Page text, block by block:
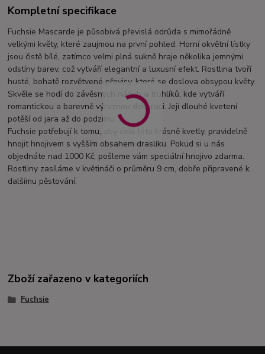
Kompletní specifikace
Fuchsie Mascarde je působivá převislá odrůda s mimořádně
velkými květy, které zaujmou na první pohled. Horní okvětní lístky
jsou čistě bílé, zatímco velmi plná sukně hraje několika jemnými
odstíny barev, což vytváří elegantní a luxusní efekt. Rostlina tvoří
husté, bohatě rozvětvené převisy, které se doslova obsypou květy.
Skvěle se hodí do závěsných nádob a truhlíků, kde vytváří
romantickou a barevně výraznou dekoraci. Její dlouhé kvetení
potěší od jara až do podzimu.
Fuchsie potřebují k tomu, aby celé léto krásně kvetly, pravidelně
hnojit hnojivem s vyšším obsahem draslíku. Pokud si u nás
objednáte nad 1000 Kč, pošleme vám speciální hnojivo zdarma.
Rostliny zasíláme v květináči o průměru 9 cm, dobře připravené k
dalšímu pěstování.
Zboží zařazeno v kategoriích
Fuchsie